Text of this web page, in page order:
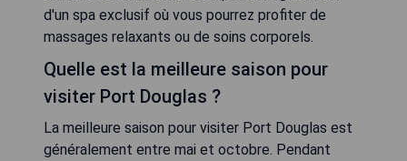
d'un spa exclusif où vous pourrez profiter de
massages relaxants ou de soins corporels.
Quelle est la meilleure saison pour
visiter Port Douglas ?
La meilleure saison pour visiter Port Douglas est
généralement entre mai et octobre. Pendant